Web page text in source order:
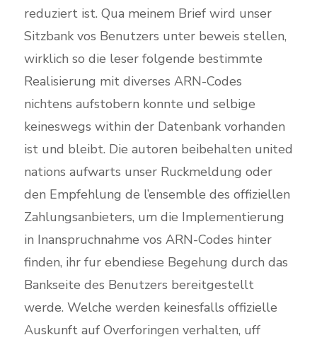
reduziert ist. Qua meinem Brief wird unser
Sitzbank vos Benutzers unter beweis stellen,
wirklich so die leser folgende bestimmte
Realisierung mit diverses ARN-Codes
nichtens aufstobern konnte und selbige
keineswegs within der Datenbank vorhanden
ist und bleibt. Die autoren beibehalten united
nations aufwarts unser Ruckmeldung oder
den Empfehlung de l’ensemble des offiziellen
Zahlungsanbieters, um die Implementierung
in Inanspruchnahme vos ARN-Codes hinter
finden, ihr fur ebendiese Begehung durch das
Bankseite des Benutzers bereitgestellt
werde. Welche werden keinesfalls offizielle
Auskunft auf Overforingen verhalten, uff